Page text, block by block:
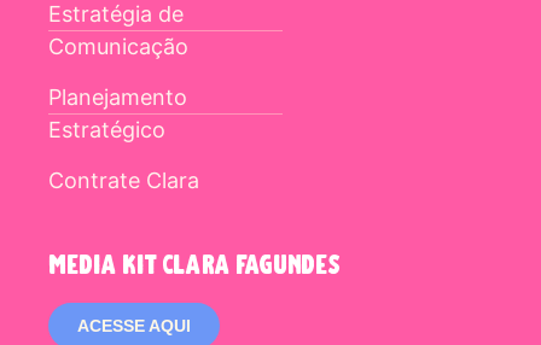
Estratégia de
Comunicação
Planejamento
Estratégico
Contrate Clara
media kit clara fagundes
ACESSE AQUI